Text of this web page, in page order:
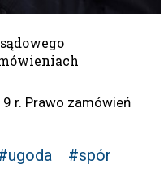
r. Prawo zamówień
#spór